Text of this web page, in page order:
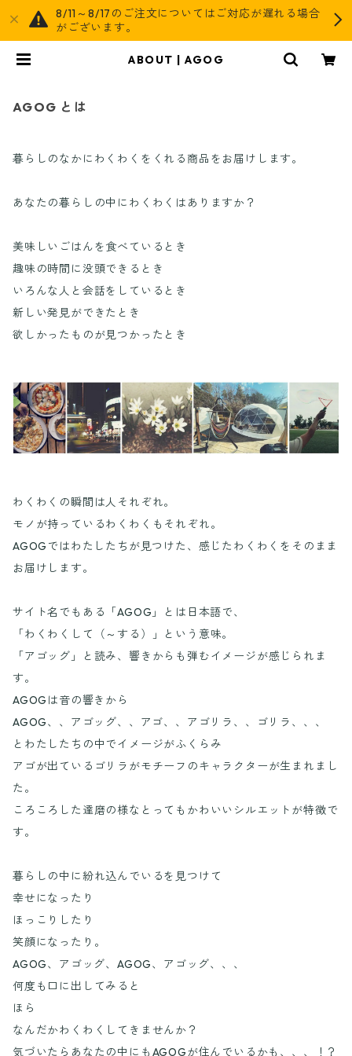
8/11～8/17のご注文についてはご対応が遅れる場合
がございます。
ABOUT | AGOG
AGOG とは
暮らしのなかにわくわくをくれる商品をお届けします。
あなたの暮らしの中にわくわくはありますか？
美味しいごはんを食べているとき
趣味の時間に没頭できるとき
いろんな人と会話をしているとき
新しい発見ができたとき
欲しかったものが見つかったとき
わくわくの瞬間は人それぞれ。
モノが持っているわくわくもそれぞれ。
AGOGではわたしたちが見つけた、感じたわくわくをそのまま
お届けします。
サイト名でもある「AGOG」とは日本語で、
「わくわくして（～する）」という意味。
「アゴッグ」と読み、響きからも弾むイメージが感じられま
す。
AGOGは音の響きから
AGOG、、アゴッグ、、アゴ、、アゴリラ、、ゴリラ、、、
とわたしたちの中でイメージがふくらみ
アゴが出ているゴリラがモチーフのキャラクターが生まれまし
た。
ころころした達磨の様なとってもかわいいシルエットが特徴で
す。
暮らしの中に紛れ込んでいるを見つけて
幸せになったり
ほっこりしたり
笑顔になったり。
AGOG、アゴッグ、AGOG、アゴッグ、、、
何度も口に出してみると
ほら
なんだかわくわくしてきませんか？
気づいたらあなたの中にもAGOGが住んでいるかも、、、！？